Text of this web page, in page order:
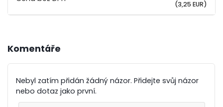
(3,25 EUR)
Komentáře
Nebyl zatím přidán žádný názor. Přidejte svůj názor
nebo dotaz jako první.